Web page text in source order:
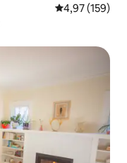
4,97 av 5 i
4,97 (159)